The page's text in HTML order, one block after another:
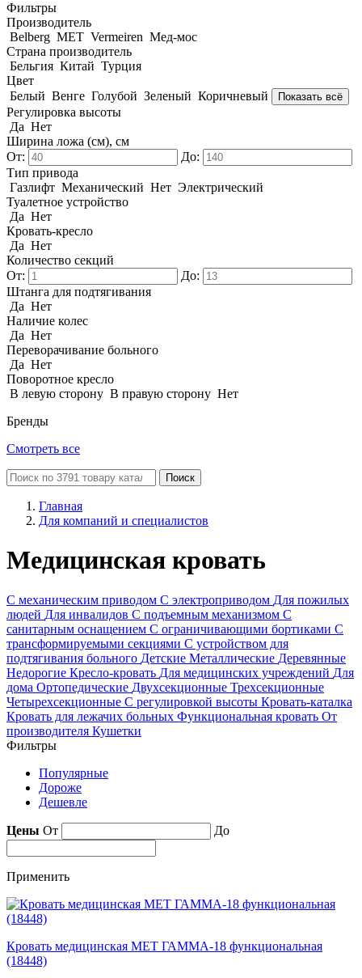
Фильтры
Производитель
Belberg MET Vermeiren Мед-мос
Страна производитель
Бельгия Китай Турция
Цвет
Белый Венге Голубой Зеленый Коричневый Показать всё
Регулировка высоты
Да Нет
Ширина ложа (см), см
От:
До:
Тип привода
Газлифт Механический Нет Электрический
Туалетное устройство
Да Нет
Кровать-кресло
Да Нет
Количество секций
От:
До:
Штанга для подтягивания
Да Нет
Наличие колес
Да Нет
Переворачивание больного
Да Нет
Поворотное кресло
В левую сторону В правую сторону Нет
Бренды
Смотреть все
Поиск
Главная
Для компаний и специалистов
Медицинская кровать
С механическим приводом С электроприводом Для пожилых
людей Для инвалидов С подъемным механизмом С
санитарным оснащением С ограничивающими бортиками С
трансформируемыми секциями С устройством для
подтягивания больного Детские Металлические Деревянные
Недорогие Кресло-кровать Для медицинских учреждений Для
дома Ортопедические Двухсекционные Трехсекционные
Четырехсекционные С регулировкой высоты Кровать-каталка
Кровать для лежачих больных Функциональная кровать От
производителя Кушетки
Фильтры
Популярные
Дороже
Дешевле
Цены От До
Применить
Кровать медицинская МЕТ ГАММА-18 функциональная
(18448)